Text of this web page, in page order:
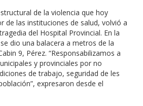
de la violencia que hoy
de las instituciones de salud, volvió a
del Hospital Provincial. En la
dio una balacera a metros de la
9, Pérez. “Responsabilizamos a
y provinciales por no
de trabajo, seguridad de les
expresaron desde el